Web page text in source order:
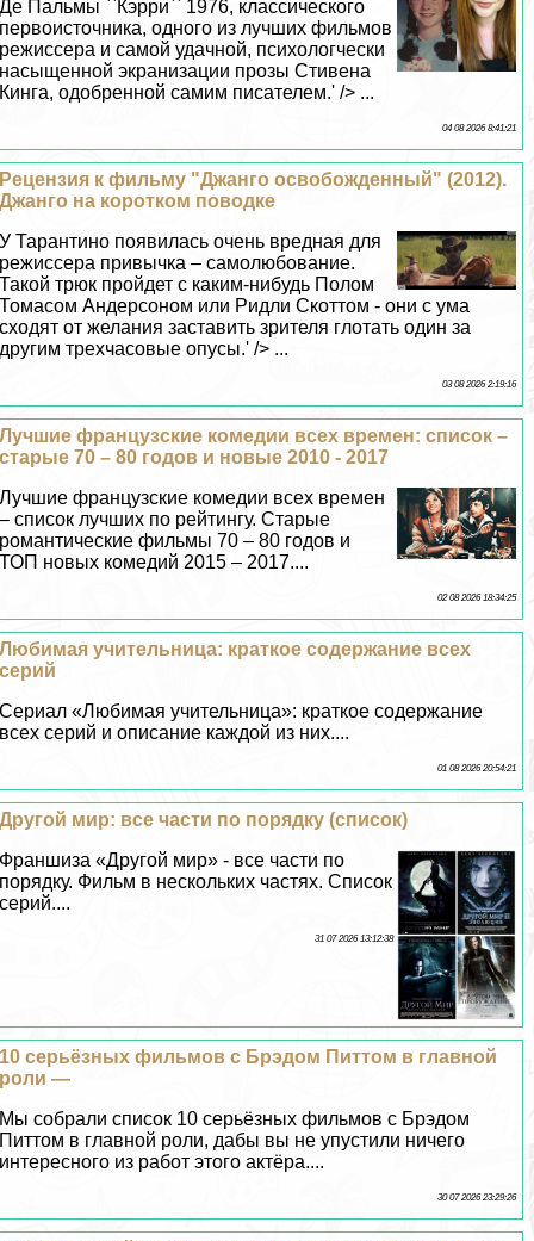
Де Пальмы ``Кэрри`` 1976, классического
первоисточника, одного из лучших фильмов
режиссера и самой удачной, психологчески
насыщенной экранизации прозы Стивена
Кинга, одобренной самим писателем.' /> ...
04 08 2026 8:41:21
Рецензия к фильму "Джанго освобожденный" (2012).
Джанго на коротком поводке
У Тарантино появилась очень вредная для
режиссера привычка – самолюбование.
Такой трюк пройдет с каким-нибудь Полом
Томасом Андерсоном или Ридли Скоттом - они с ума
сходят от желания заставить зрителя глотать один за
другим трехчасовые опусы.' /> ...
03 08 2026 2:19:16
Лучшие французские комедии всех времен: список –
старые 70 – 80 годов и новые 2010 - 2017
Лучшие французские комедии всех времен
– список лучших по рейтингу. Старые
романтические фильмы 70 – 80 годов и
ТОП новых комедий 2015 – 2017....
02 08 2026 18:34:25
Любимая учительница: краткое содержание всех
серий
Сериал «Любимая учительница»: краткое содержание
всех серий и описание каждой из них....
01 08 2026 20:54:21
Другой мир: все части по порядку (список)
Франшиза «Другой мир» - все части по
порядку. Фильм в нескольких частях. Список
серий....
31 07 2026 13:12:38
10 серьёзных фильмов с Брэдом Питтом в главной
роли —
Мы собрали список 10 серьёзных фильмов с Брэдом
Питтом в главной роли, дабы вы не упустили ничего
интересного из работ этого актёра....
30 07 2026 23:29:26